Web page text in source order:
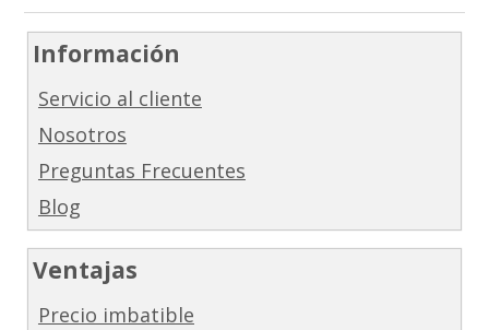
Información
Servicio al cliente
Nosotros
Preguntas Frecuentes
Blog
Ventajas
Precio imbatible